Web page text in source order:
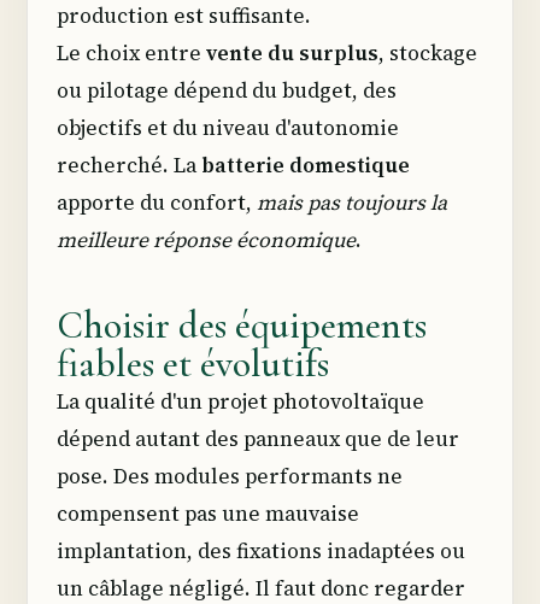
production est suffisante.
Le choix entre vente du surplus, stockage
ou pilotage dépend du budget, des
objectifs et du niveau d'autonomie
recherché. Labatterie domestique
apporte du confort, mais pas toujours la
meilleure réponse économique.
Choisir des équipements
fiables et évolutifs
La qualité d'un projet photovoltaïque
dépend autant des panneaux que de leur
pose. Des modules performants ne
compensent pas une mauvaise
implantation, des fixations inadaptées ou
un câblage négligé. Il faut donc regarder